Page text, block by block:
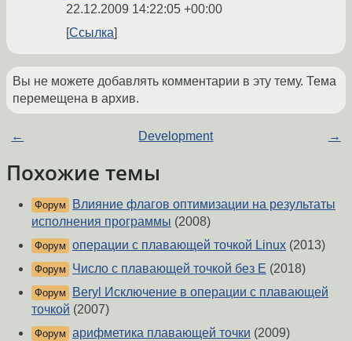
22.12.2009 14:22:05 +00:00
Ссылка
Вы не можете добавлять комментарии в эту тему. Тема
перемещена в архив.
← Development →
Похожие темы
Форум
Влияние флагов оптимизации на результаты
исполнения программы (2008)
Форум операции с плавающей точкой Linux (2013)
Форум Число с плавающей точкой без E (2018)
Форум
Beryl Исключение в операции с плавающей
точкой (2007)
Форум арифметика плавающей точки (2009)